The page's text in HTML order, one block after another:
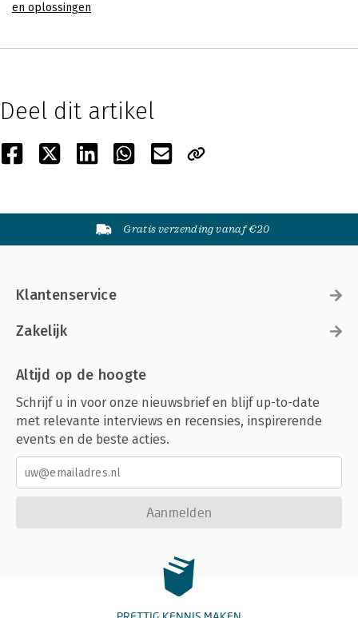
en oplossingen
Deel dit artikel
Gratis verzending vanaf €20
Klantenservice
Zakelijk
Altijd op de hoogte
Schrijf u in voor onze nieuwsbrief en blijf up-to-date
met relevante interviews en recensies, inspirerende
events en de beste acties.
Aanmelden